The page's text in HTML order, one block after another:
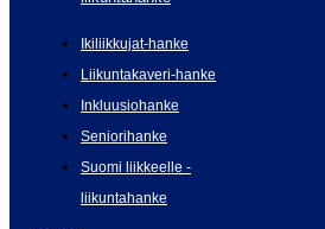
Ikiliikkujat-hanke
Liikuntakaveri-hanke
Inkluusiohanke
Seniorihanke
Suomi liikkeelle -
liikuntahanke